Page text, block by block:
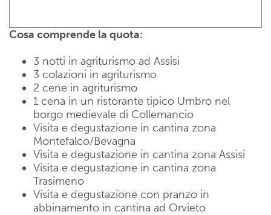
Cosa comprende la quota:
3 notti in agriturismo ad Assisi
3 colazioni in agriturismo
2 cene in agriturismo
1 cena in un ristorante tipico Umbro nel
borgo medievale di Collemancio
Visita e degustazione in cantina zona
Montefalco/Bevagna
Visita e degustazione in cantina zona Assisi
Visita e degustazione in cantina zona
Trasimeno
Visita e degustazione con pranzo in
abbinamento in cantina ad Orvieto